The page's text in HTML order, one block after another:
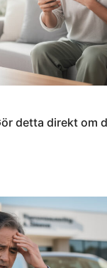
detta direkt om